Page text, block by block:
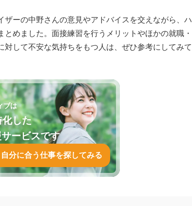
ザーの中野さんの意見やアドバイスを交えながら、ハ
とめました。面接練習を行うメリットやほかの就職・
対して不安な気持ちをもつ人は、ぜひ参考にしてみて
ブは
した
ービスです
自分に合う仕事を探してみる